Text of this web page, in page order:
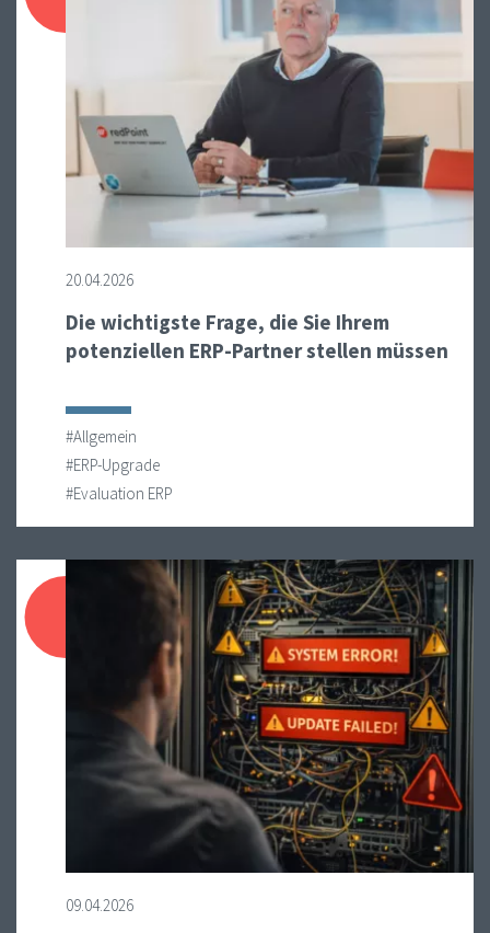
20.04.2026
Die wichtigste Frage, die Sie Ihrem
potenziellen ERP-Partner stellen müssen
#Allgemein
#ERP-Upgrade
#Evaluation ERP
09.04.2026